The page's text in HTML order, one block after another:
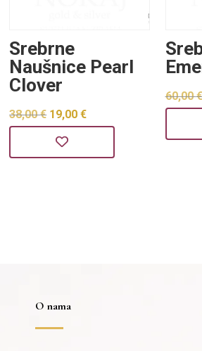
Srebrne
Naušnice Pearl
Clover
38,00€ Izvorna
cijena
bila
19,00€
je:
60,00€
O nama